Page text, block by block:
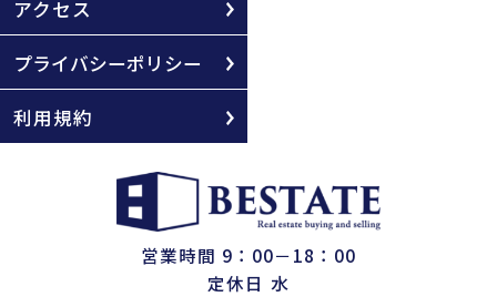
アクセス
プライバシーポリシー
利用規約
営業時間 9：00－18：00
定休日 水